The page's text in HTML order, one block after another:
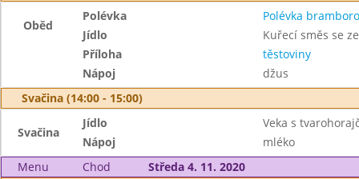
Oběd
Polévka
Polévka
Jídlo
Kuřecí směs se
Příloha
těstoviny
Nápoj
džus
Svačina (14:00 - 15:00)
Svačina
Jídlo
Veka s
Nápoj
mléko
Menu
Chod
Středa 4. 11. 2020